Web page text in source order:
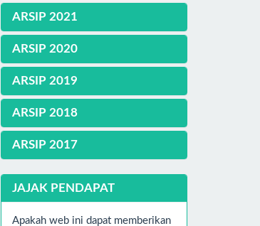
ARSIP 2021
ARSIP 2020
ARSIP 2019
ARSIP 2018
ARSIP 2017
JAJAK PENDAPAT
Apakah web ini dapat memberikan